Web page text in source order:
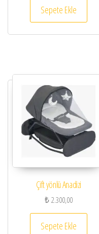
Sepete Ekle
Çift yönlü Anadizi
₺2.300,00
Sepete Ekle